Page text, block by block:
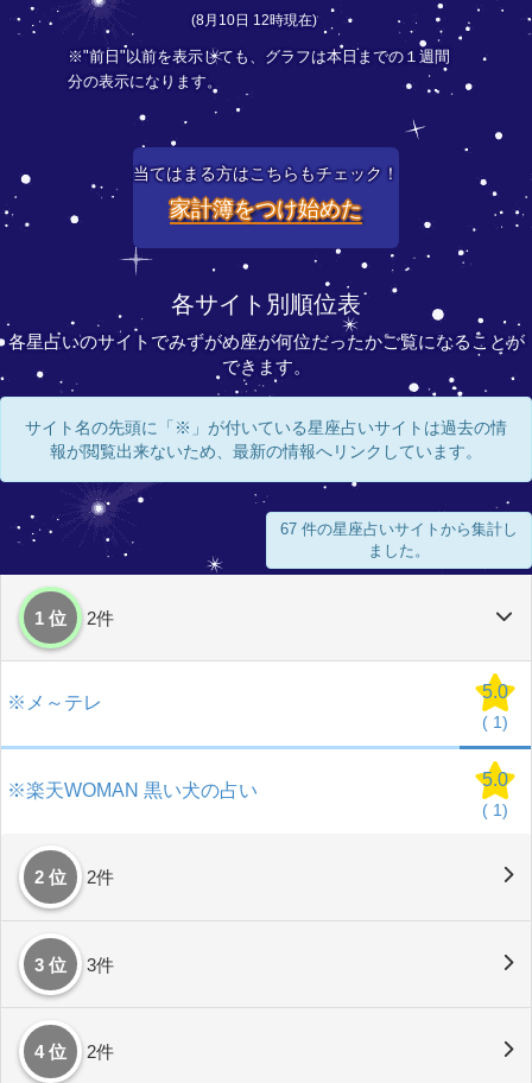
(8月10日 12時現在)
※"前日"以前を表示しても、グラフは本日までの１週間
分の表示になります。
当てはまる方はこちらもチェック！
家計簿をつけ始めた
各サイト別順位表
各星占いのサイトでみずがめ座が何位だったかご覧になることが
できます。
サイト名の先頭に「※」が付いている星座占いサイトは過去の情
報が閲覧出来ないため、最新の情報へリンクしています。
67 件の星座占いサイトから集計し
ました。
1 位 2件
※メ～テレ
5.0
( 1)
※楽天WOMAN 黒い犬の占い
5.0
( 1)
2 位 2件
3 位 3件
4 位 2件